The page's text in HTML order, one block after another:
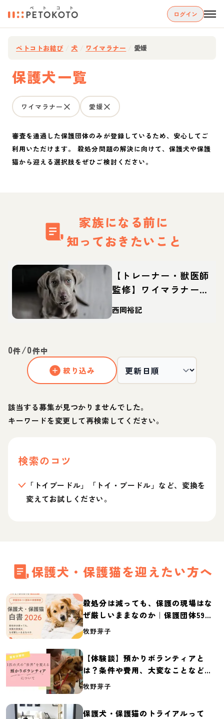
ログイン
ペトコトお結び 犬 ワイマラナー 愛媛
保護犬一覧
ワイマラナー 愛媛
審査を通過した保護団体のみが登録しているため、安心してご
利用いただけます。 殺処分問題の解決に向けて、保護犬や保護
猫から迎える選択肢をぜひご検討ください。
家族になる前に
知っておきたいこと
【トレーナー・獣医師
監修】ワイマラナーっ
てどんな犬？性格・特
徴・育て方・迎え方
西岡裕記
0件/0件中
絞り込み
該当する募集が見つかりませんでした。
キーワードを変更して再検索してください。
検索のコツ
「トイプードル」「トイ・プードル」など、変換を
変えてお試しください。
保護犬・保護猫を迎えたい方へ
殺処分は減っても、保護の現場はな
ぜ厳しいままなのか｜保護団体59団
体の実態調査【保護犬・保護猫白書
牧野芽子
【体験談】預かりボランティアと
は？条件や費用、大変なことなど紹
介
牧野芽子
保護犬・保護猫のトライアルって